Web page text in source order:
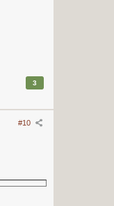
3
#10